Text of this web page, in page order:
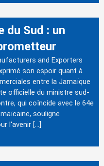
du Sud : un
and Exporters
son espoir quant à
entre la Jamaïque
officielle du ministre sud-
qui coïncide avec le 64e
souligne
l'avenir […]